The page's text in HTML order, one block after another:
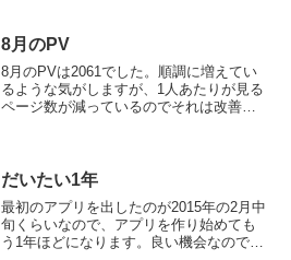
はとてもうれしいです。どれくらいラン
キングを保てるかはわ...
8月のPV
8月のPVは2061でした。順調に増えてい
るような気がしますが、1人あたりが見る
ページ数が減っているのでそれは改善し
す。今月も「Uni...
だいたい1年
最初のアプリを出したのが2015年の2月中
旬くらいなので、アプリを作り始めても
う1年ほどになります。良い機会なので、